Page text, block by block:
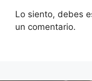
Lo siento, debes
un comentario.